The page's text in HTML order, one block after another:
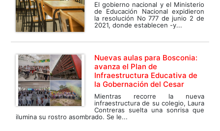
El gobierno nacional y el Ministerio
de Educación Nacional expidieron
la resolución No 777 de junio 2 de
2021, donde establecen -y...
Nuevas aulas para Bosconia:
avanza el Plan de
Infraestructura Educativa de
la Gobernación del Cesar
Mientras recorre la nueva
infraestructura de su colegio, Laura
Contreras suelta una sonrisa que
ilumina su rostro asombrado. Se le...